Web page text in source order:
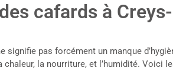
cafards à
signifie pas forcément un manque
la nourriture, et l’humidité.